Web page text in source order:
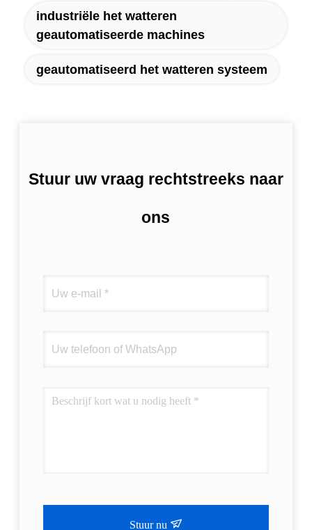
industriële het watteren
geautomatiseerde machines
geautomatiseerd het watteren systeem
Stuur uw vraag rechtstreeks naar
ons
Stuur nu